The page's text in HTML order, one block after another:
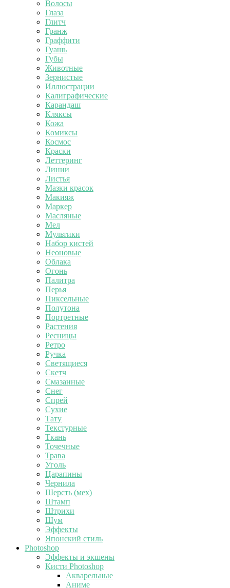
Волосы
Глаза
Глитч
Гранж
Граффити
Гуашь
Губы
Животные
Зернистые
Иллюстрации
Калиграфические
Карандаш
Кляксы
Кожа
Комиксы
Космос
Краски
Леттеринг
Линии
Листья
Мазки красок
Макияж
Маркер
Масляные
Мел
Мультики
Набор кистей
Неоновые
Облака
Огонь
Палитра
Перья
Пиксельные
Полутона
Портретные
Растения
Ресницы
Ретро
Ручка
Светящиеся
Скетч
Смазанные
Снег
Спрей
Сухие
Тату
Текстурные
Ткань
Точечные
Трава
Уголь
Царапины
Чернила
Шерсть (мех)
Штамп
Штрихи
Шум
Эффекты
Японский стиль
Photoshop
Эффекты и экшены
Кисти Photoshop
Акварельные
Аниме